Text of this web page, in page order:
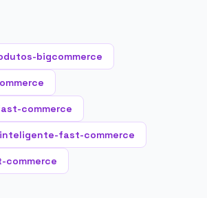
bigcommerce
commerce
fast-commerce